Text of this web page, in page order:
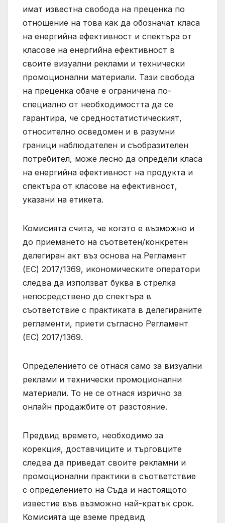
имат известна свобода на преценка по
отношение на това как да обозначат класа
на енергийна ефективност и спектъра от
класове на енергийна ефективност в
своите визуални реклами и технически
промоционални материали. Тази свобода
на преценка обаче е ограничена по-
специално от необходимостта да се
гарантира, че средностатистическият,
относително осведомен и в разумни
граници наблюдателен и съобразителен
потребител, може лесно да определи класа
на енергийна ефективност на продукта и
спектъра от класове на ефективност,
указани на етикета.
Комисията счита, че когато е възможно и
до приемането на съответен/конкретен
делегиран акт въз основа на Регламент
(ЕС) 2017/1369, икономическите оператори
следва да използват буква в стрелка
непосредствено до спектъра в
съответствие с практиката в делегираните
регламенти, приети съгласно Регламент
(ЕС) 2017/1369.
Определението се отнася само за визуални
реклами и технически промоционални
материали. То не се отнася изрично за
онлайн продажбите от разстояние.
Предвид времето, необходимо за
корекция, доставчиците и търговците
следва да приведат своите рекламни и
промоционални практики в съответствие
с определението на Съда и настоящото
известие във възможно най-кратък срок.
Комисията ще вземе предвид